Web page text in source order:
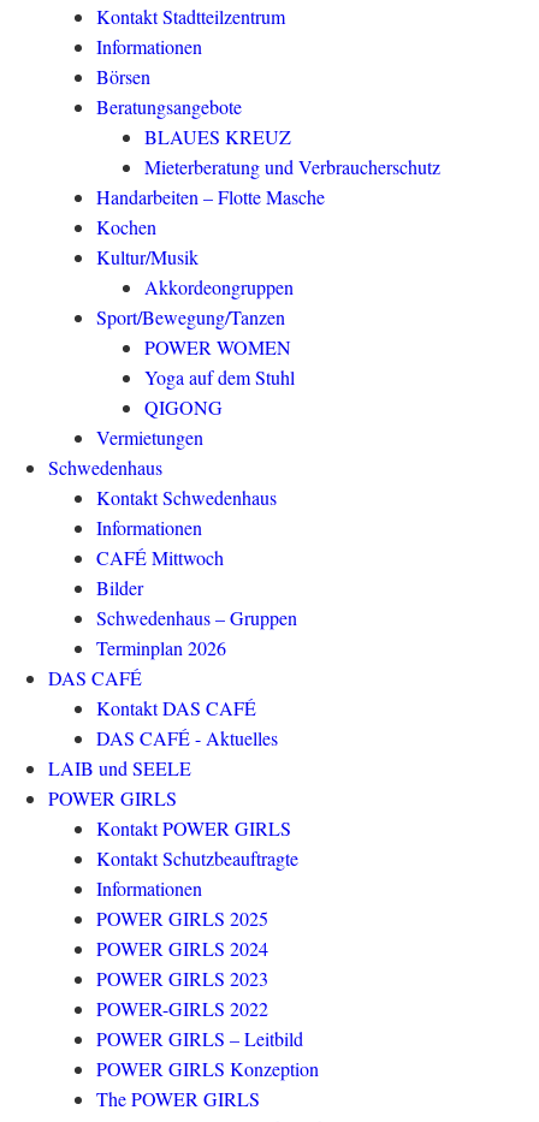
Kontakt Stadtteilzentrum
Informationen
Börsen
Beratungsangebote
BLAUES KREUZ
Mieterberatung und Verbraucherschutz
Handarbeiten – Flotte Masche
Kochen
Kultur/Musik
Akkordeongruppen
Sport/Bewegung/Tanzen
POWER WOMEN
Yoga auf dem Stuhl
QIGONG
Vermietungen
Schwedenhaus
Kontakt Schwedenhaus
Informationen
CAFÉ Mittwoch
Bilder
Schwedenhaus – Gruppen
Terminplan 2026
DAS CAFÉ
Kontakt DAS CAFÉ
DAS CAFÉ - Aktuelles
LAIB und SEELE
POWER GIRLS
Kontakt POWER GIRLS
Kontakt Schutzbeauftragte
Informationen
POWER GIRLS 2025
POWER GIRLS 2024
POWER GIRLS 2023
POWER-GIRLS 2022
POWER GIRLS – Leitbild
POWER GIRLS Konzeption
The POWER GIRLS